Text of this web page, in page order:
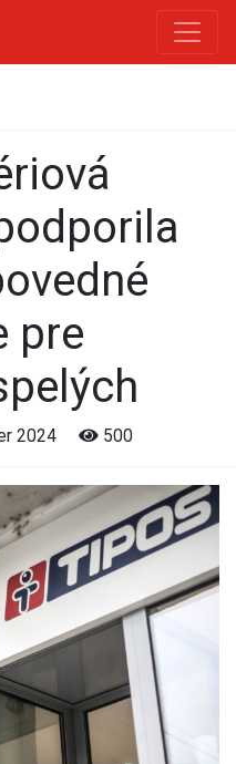
pre
2024 500